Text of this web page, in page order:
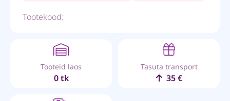
Tootekood:
Tooteid laos
0 tk
Tasuta transport
35 €